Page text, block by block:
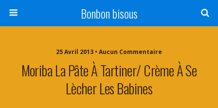
Bonbon bisous
25 Avril 2013 • Aucun Commentaire
Moriba La Pâte À Tartiner/ Crème À Se
Lècher Les Babines